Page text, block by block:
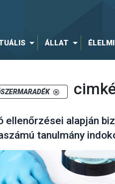
ÁLLAT
ellenőrzései alapján
tanulmány